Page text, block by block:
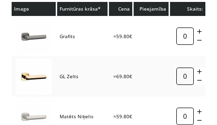
Image Furnitūras krāsa* Cena Pieejamība Skaits:
Grafits =59.80€
GL Zelts =69.80€
Matēts Niķelis =59.80€